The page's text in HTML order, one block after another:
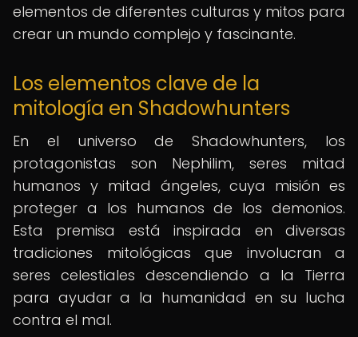
elementos de diferentes culturas y mitos para
crear un mundo complejo y fascinante.
Los elementos clave de la
mitología en Shadowhunters
En el universo de Shadowhunters, los
protagonistas son Nephilim, seres mitad
humanos y mitad ángeles, cuya misión es
proteger a los humanos de los demonios.
Esta premisa está inspirada en diversas
tradiciones mitológicas que involucran a
seres celestiales descendiendo a la Tierra
para ayudar a la humanidad en su lucha
contra el mal.